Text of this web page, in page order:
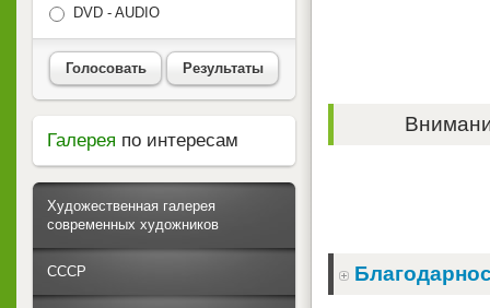
DVD - AUDIO
Голосовать Результаты
Галерея по интересам
Художественная галерея
современных художников
СССР